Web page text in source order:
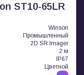
ST10-65LR
Winson
Промышленный
2D SR Imager
2 м
IP67
Цветной